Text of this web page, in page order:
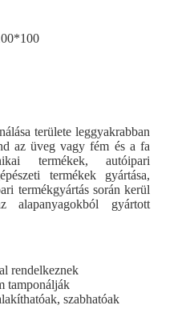
területe leggyakrabban
az üveg vagy fém és a fa
termékek, autóipari
termékek gyártása,
termékgyártás során kerül
alapanyagokból gyártott
rendelkeznek
tamponálják
szabhatóak